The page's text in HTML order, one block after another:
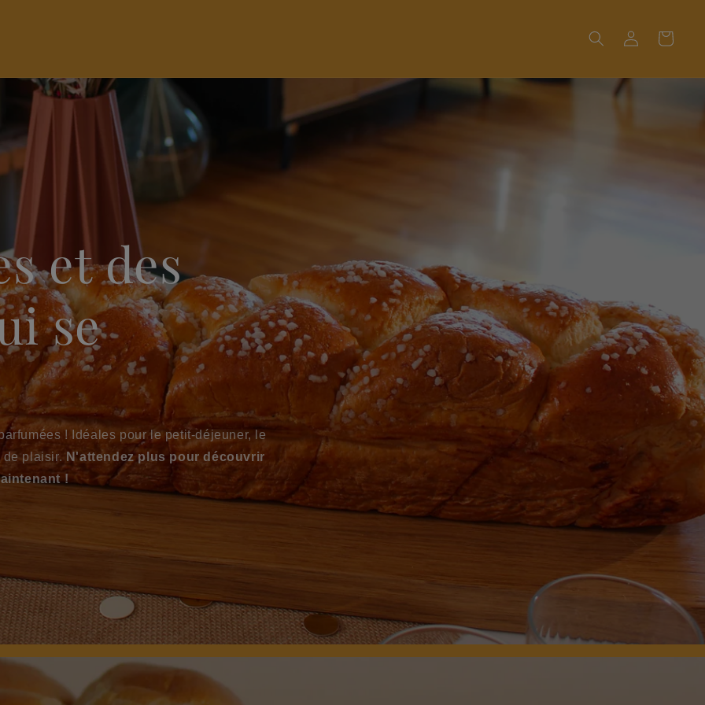
ConnexionPanier
et des
se
! Idéales pour le petit-déjeuner, le
de plaisir. N'attendez plus pour découvrir
!